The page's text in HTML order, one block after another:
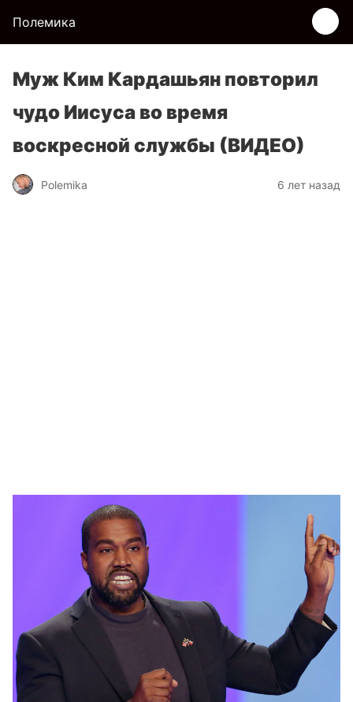
Полемика
Муж Ким Кардашьян повторил
чудо Иисуса во время
воскресной службы (ВИДЕО)
Polemika 6 лет назад